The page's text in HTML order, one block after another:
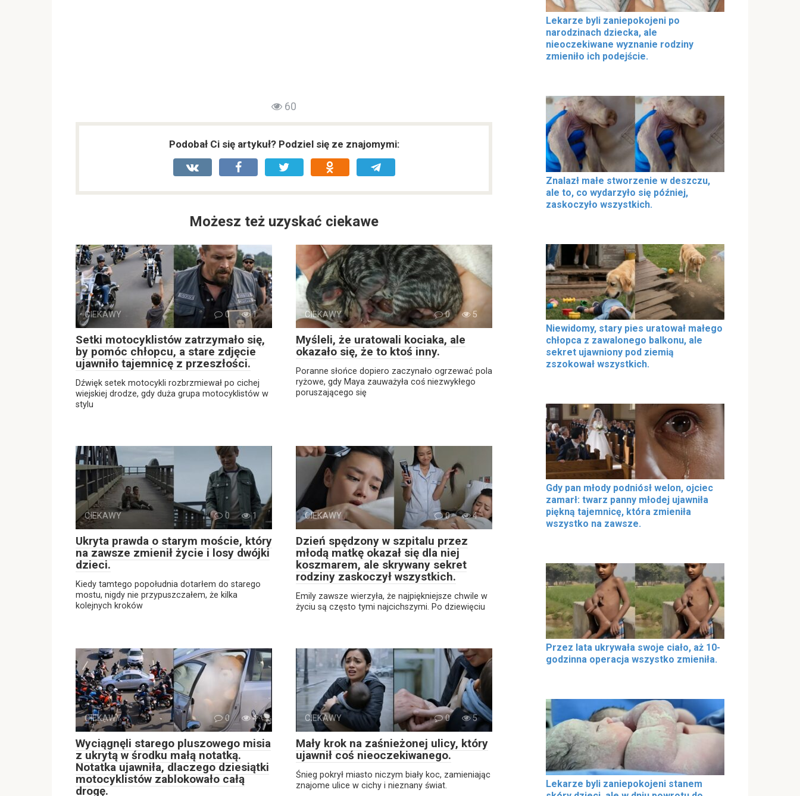
60
Podobał Ci się artykuł? Podziel się ze znajomymi:
Możesz też uzyskać ciekawe
CIEKAWY 0 1
Setki motocyklistów zatrzymało się,
by pomóc chłopcu, a stare zdjęcie
ujawniło tajemnicę z przeszłości.
Dźwięk setek motocykli rozbrzmiewał po cichej
wiejskiej drodze, gdy duża grupa motocyklistów w
stylu
CIEKAWY 0 5
Myśleli, że uratowali kociaka, ale
okazało się, że to ktoś inny.
Poranne słońce dopiero zaczynało ogrzewać pola
ryżowe, gdy Maya zauważyła coś niezwykłego
poruszającego się
CIEKAWY 0 1
Ukryta prawda o starym moście, który
na zawsze zmienił życie i losy dwójki
dzieci.
Kiedy tamtego popołudnia dotarłem do starego
mostu, nigdy nie przypuszczałem, że kilka
kolejnych kroków
CIEKAWY 0 4
Dzień spędzony w szpitalu przez
młodą matkę okazał się dla niej
koszmarem, ale skrywany sekret
rodziny zaskoczył wszystkich.
Emily zawsze wierzyła, że najpiękniejsze chwile w
życiu są często tymi najcichszymi. Po dziewięciu
CIEKAWY 0 4
Wyciągnęli starego pluszowego misia
z ukrytą w środku małą notatką.
Notatka ujawniła, dlaczego dziesiątki
motocyklistów zablokowało całą
drogę.
CIEKAWY 0 5
Mały krok na zaśnieżonej ulicy, który
ujawnił coś nieoczekiwanego.
Śnieg pokrył miasto niczym biały koc, zamieniając
znajome ulice w cichy i nieznany świat.
Lekarze byli zaniepokojeni po
narodzinach dziecka, ale
nieoczekiwane wyznanie rodziny
zmieniło ich podejście.
Znalazł małe stworzenie w deszczu,
ale to, co wydarzyło się później,
zaskoczyło wszystkich.
Niewidomy, stary pies uratował małego
chłopca z zawalonego balkonu, ale
sekret ujawniony pod ziemią
zszokował wszystkich.
Gdy pan młody podniósł welon, ojciec
zamarł: twarz panny młodej ujawniła
piękną tajemnicę, która zmieniła
wszystko na zawsze.
Przez lata ukrywała swoje ciało, aż 10-
godzinna operacja wszystko zmieniła.
Lekarze byli zaniepokojeni stanem